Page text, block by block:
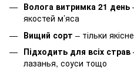
Волога витримка 21 день
якостей м’яса
Вищий сорт – тільки
Підходить для всіх страв
лазанья, соуси тощо